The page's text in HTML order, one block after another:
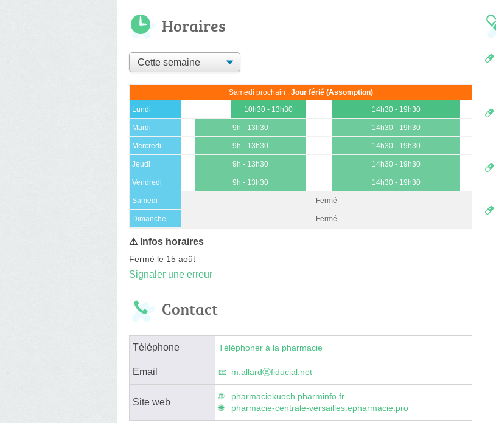
Horaires
Samedi prochain : Jour férié (Assomption)
Lundi 10h30 - 13h30 14h30 - 19h30
Mardi 9h - 13h30 14h30 - 19h30
Mercredi 9h - 13h30 14h30 - 19h30
Jeudi 9h - 13h30 14h30 - 19h30
Vendredi 9h - 13h30 14h30 - 19h30
Samedi
(15 août)
Fermé
Dimanche Fermé
Fermé le 15 août
Signaler une erreur
Contact
Téléphone Téléphoner à la pharmacie
Email m.allardⓐfiducial.net
Site web
pharmaciekuoch.pharminfo.fr
pharmacie-centrale-versailles.epharmacie.pro